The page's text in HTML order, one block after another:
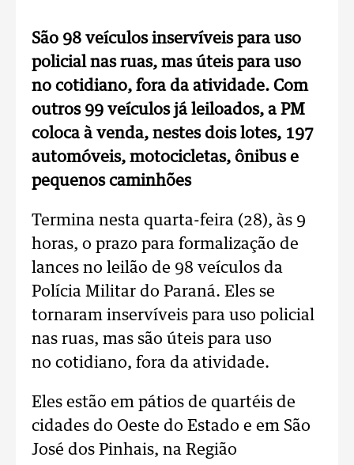
São 98 veículos inservíveis para uso
policial nas ruas, mas úteis para uso
no cotidiano, fora da atividade. Com
outros 99 veículos já leiloados, a PM
coloca à venda, nestes dois lotes, 197
automóveis, motocicletas, ônibus e
pequenos caminhões
Termina nesta quarta-feira (28), às 9
horas, o prazo para formalização de
lances no leilão de 98 veículos da
Polícia Militar do Paraná. Eles se
tornaram inservíveis para uso policial
nas ruas, mas são úteis para uso
no cotidiano, fora da atividade.
Eles estão em pátios de quartéis de
cidades do Oeste do Estado e em São
José dos Pinhais, na Região